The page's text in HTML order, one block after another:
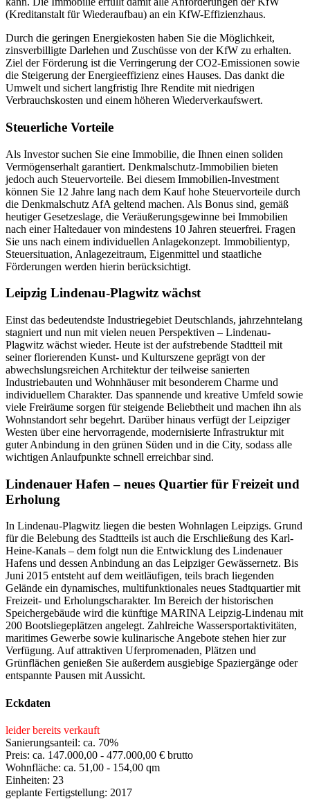
(Kreditanstalt für Wiederaufbau) an ein KfW-Effizienzhaus.
Durch die geringen Energiekosten haben Sie die Möglichkeit,
zinsverbilligte Darlehen und Zuschüsse von der KfW zu erhalten.
Ziel der Förderung ist die Verringerung der CO2-Emissionen sowie
die Steigerung der Energieeffizienz eines Hauses. Das dankt die
Umwelt und sichert langfristig Ihre Rendite mit niedrigen
Verbrauchskosten und einem höheren Wiederverkaufswert.
Steuerliche Vorteile
Als Investor suchen Sie eine Immobilie, die Ihnen einen soliden
Vermögenserhalt garantiert. Denkmalschutz-Immobilien bieten
jedoch auch Steuervorteile. Bei diesem Immobilien-Investment
können Sie 12 Jahre lang nach dem Kauf hohe Steuervorteile durch
die Denkmalschutz AfA geltend machen. Als Bonus sind, gemäß
heutiger Gesetzeslage, die Veräußerungsgewinne bei Immobilien
nach einer Haltedauer von mindestens 10 Jahren steuerfrei. Fragen
Sie uns nach einem individuellen Anlagekonzept. Immobilientyp,
Steuersituation, Anlagezeitraum, Eigenmittel und staatliche
Förderungen werden hierin berücksichtigt.
Leipzig Lindenau-Plagwitz wächst
Einst das bedeutendste Industriegebiet Deutschlands, jahrzehntelang
stagniert und nun mit vielen neuen Perspektiven – Lindenau-
Plagwitz wächst wieder. Heute ist der aufstrebende Stadtteil mit
seiner florierenden Kunst- und Kulturszene geprägt von der
abwechslungsreichen Architektur der teilweise sanierten
Industriebauten und Wohnhäuser mit besonderem Charme und
individuellem Charakter. Das spannende und kreative Umfeld sowie
viele Freiräume sorgen für steigende Beliebtheit und machen ihn als
Wohnstandort sehr begehrt. Darüber hinaus verfügt der Leipziger
Westen über eine hervorragende, modernisierte Infrastruktur mit
guter Anbindung in den grünen Süden und in die City, sodass alle
wichtigen Anlaufpunkte schnell erreichbar sind.
Lindenauer Hafen – neues Quartier für Freizeit und
Erholung
In Lindenau-Plagwitz liegen die besten Wohnlagen Leipzigs. Grund
für die Belebung des Stadtteils ist auch die Erschließung des Karl-
Heine-Kanals – dem folgt nun die Entwicklung des Lindenauer
Hafens und dessen Anbindung an das Leipziger Gewässernetz. Bis
Juni 2015 entsteht auf dem weitläufigen, teils brach liegenden
Gelände ein dynamisches, multifunktionales neues Stadtquartier mit
Freizeit- und Erholungscharakter. Im Bereich der historischen
Speichergebäude wird die künftige MARINA Leipzig-Lindenau mit
200 Bootsliegeplätzen angelegt. Zahlreiche Wassersportaktivitäten,
maritimes Gewerbe sowie kulinarische Angebote stehen hier zur
Verfügung. Auf attraktiven Uferpromenaden, Plätzen und
Grünflächen genießen Sie außerdem ausgiebige Spaziergänge oder
entspannte Pausen mit Aussicht.
Eckdaten
leider bereits verkauft
Sanierungsanteil: ca. 70%
Preis: ca. 147.000,00 - 477.000,00 € brutto
Wohnfläche: ca. 51,00 - 154,00 qm
Einheiten: 23
geplante Fertigstellung: 2017